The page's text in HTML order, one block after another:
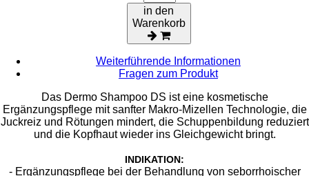
in den
Warenkorb
Weiterführende Informationen
Fragen zum Produkt
Das Dermo Shampoo DS ist eine kosmetische
Ergänzungspflege mit sanfter Makro-Mizellen Technologie, die
Juckreiz und Rötungen mindert, die Schuppenbildung reduziert
und die Kopfhaut wieder ins Gleichgewicht bringt.
INDIKATION:
- Ergänzungspflege bei der Behandlung von seborrhoischer